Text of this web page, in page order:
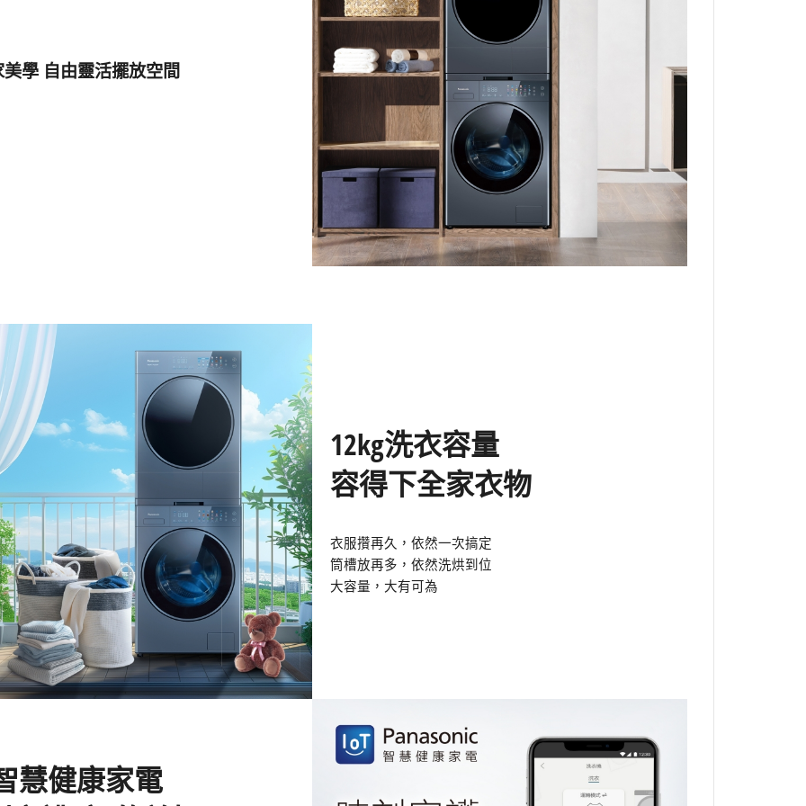
學 自由靈活擺放空間
12kg洗衣容量
容得下全家衣物
衣服攢再久，依然一次搞定
筒槽放再多，依然洗烘到位
大容量，大有可為
慧健康家電